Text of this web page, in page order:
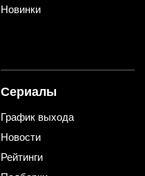
Новинки
Сериалы
График выхода
Новости
Рейтинги